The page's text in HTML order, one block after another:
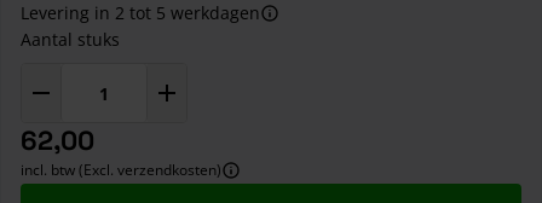
Levering in 2 tot 5 werkdagen
Aantal stuks
62,00
incl. btw (Excl. verzendkosten)